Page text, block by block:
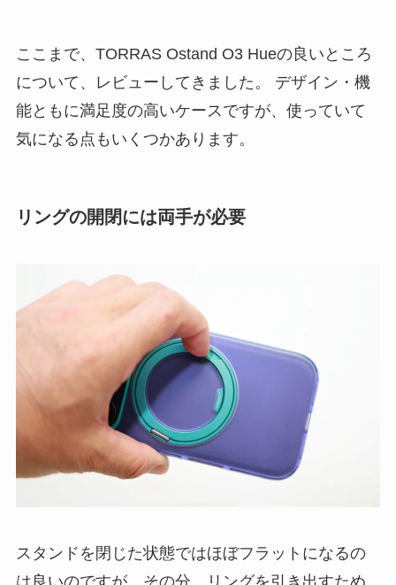
ここまで、TORRAS Ostand O3 Hueの良いところ
について、レビューしてきました。 デザイン・機
能ともに満足度の高いケースですが、使っていて
気になる点もいくつかあります。
リングの開閉には両手が必要
スタンドを閉じた状態ではほぼフラットになるの
は良いのですが、その分、リングを引き出すため